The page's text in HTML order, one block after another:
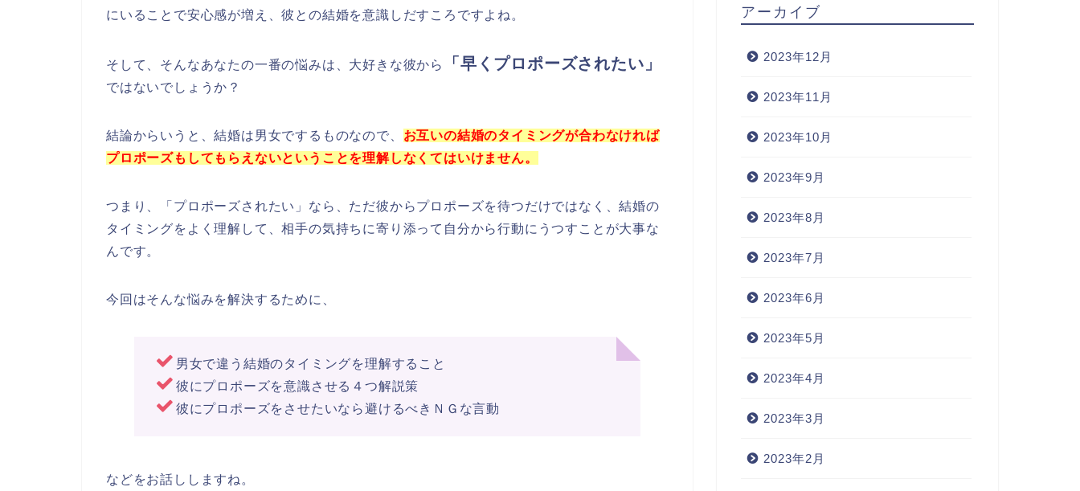
にいることで安心感が増え、彼との結婚を意識しだすころですよね。
そして、そんなあなたの一番の悩みは、大好きな彼から 「早くプロポーズされたい」
ではないでしょうか？
結論からいうと、結婚は男女でするものなので、 お互いの結婚のタイミングが合わなければ
プロポーズもしてもらえないということを理解しなくてはいけません。
つまり、「プロポーズされたい」なら、ただ彼からプロポーズを待つだけではなく、結婚の
タイミングをよく理解して、相手の気持ちに寄り添って自分から行動にうつすことが大事な
んです。
今回はそんな悩みを解決するために、
男女で違う結婚のタイミングを理解すること
彼にプロポーズを意識させる４つ解説策
彼にプロポーズをさせたいなら避けるべきＮＧな言動
などをお話ししますね。
アーカイブ
2023年12月
2023年11月
2023年10月
2023年9月
2023年8月
2023年7月
2023年6月
2023年5月
2023年4月
2023年3月
2023年2月